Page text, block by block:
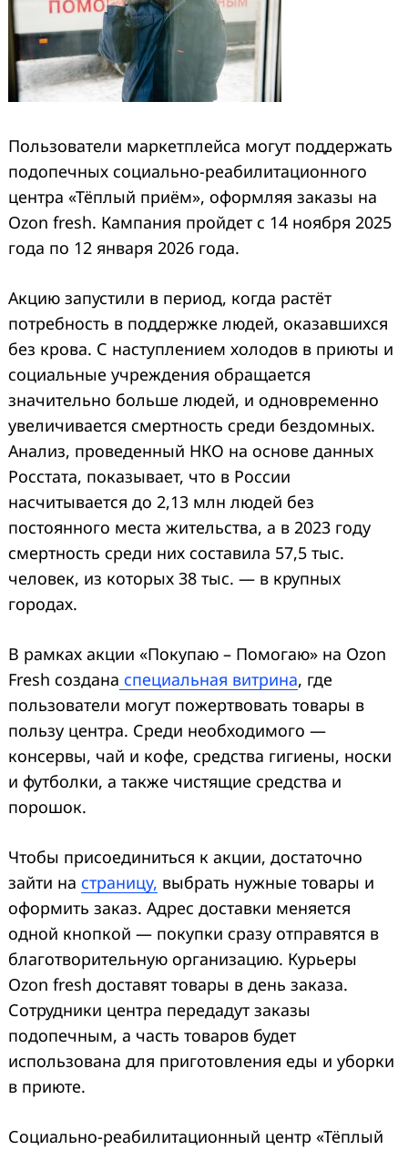
Пользователи маркетплейса могут поддержать
подопечных социально-реабилитационного
центра «Тёплый приём», оформляя заказы на
Ozon fresh. Кампания пройдет с 14 ноября 2025
года по 12 января 2026 года.
Акцию запустили в период, когда растёт
потребность в поддержке людей, оказавшихся
без крова. С наступлением холодов в приюты и
социальные учреждения обращается
значительно больше людей, и одновременно
увеличивается смертность среди бездомных.
Анализ, проведенный НКО на основе данных
Росстата, показывает, что в России
насчитывается до 2,13 млн людей без
постоянного места жительства, а в 2023 году
смертность среди них составила 57,5 тыс.
человек, из которых 38 тыс. — в крупных
городах.
В рамках акции «Покупаю – Помогаю» на Ozon
Fresh создана специальная витрина, где
пользователи могут пожертвовать товары в
пользу центра. Среди необходимого —
консервы, чай и кофе, средства гигиены, носки
и футболки, а также чистящие средства и
порошок.
Чтобы присоединиться к акции, достаточно
зайти на страницу, выбрать нужные товары и
оформить заказ. Адрес доставки меняется
одной кнопкой — покупки сразу отправятся в
благотворительную организацию. Курьеры
Ozon fresh доставят товары в день заказа.
Сотрудники центра передадут заказы
подопечным, а часть товаров будет
использована для приготовления еды и уборки
в приюте.
Социально-реабилитационный центр «Тёплый